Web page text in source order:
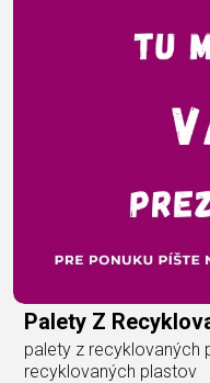
Palety Z
palety z recyklovaných
recyklovaných plastov